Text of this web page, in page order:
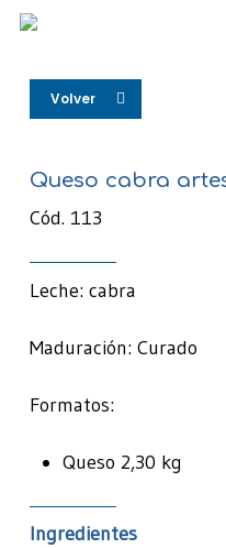
Skip
contentVolver
Queso cabra
Cód. 113
Leche: cabra
Maduración: Curado
Formatos:
Queso 2,30 kg
Ingredientes